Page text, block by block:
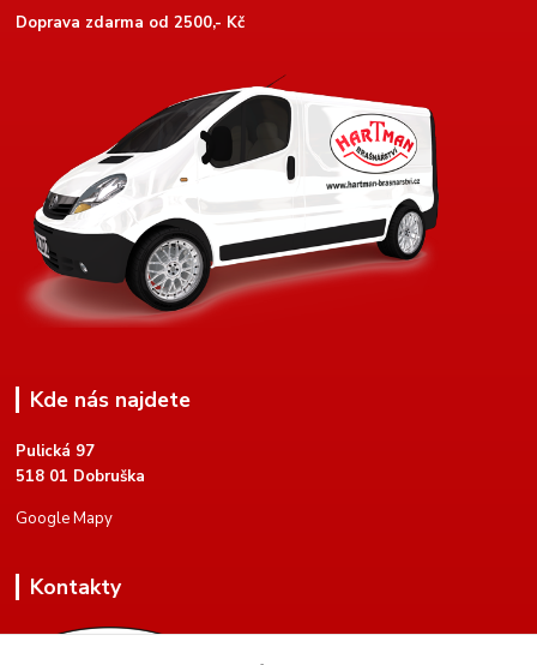
Doprava zdarma od 2500,- Kč
Kde nás najdete
Pulická 97
518 01 Dobruška
Google Mapy
Kontakty